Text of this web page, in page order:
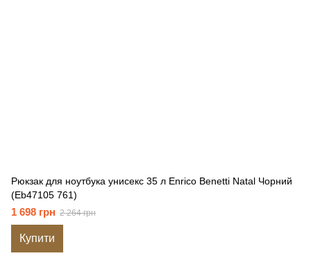
Рюкзак для ноутбука унисекс 35 л Enrico Benetti Natal Чорний
(Eb47105 761)
1 698 грн 2 264 грн
Купити